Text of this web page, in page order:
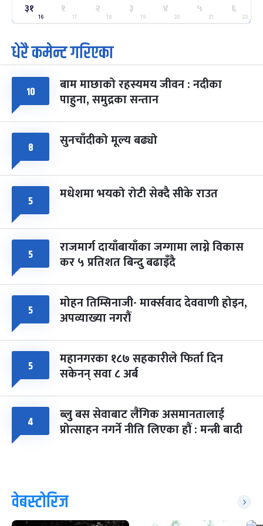
२५
मंगल
ग्याल्पो ल्होसार
फाल्गुन २५, २०८३ Mar 9, 2027
७ महिना बाँकी
७
आइत
पूर्णिमा व्रत
चैत्र ७, २०८३-Mar 21, 2027
८ फागुपूर्णिमा
चैत्र ८, २०८३-Mar 22, 2027
७ महिना बाँकी
३१
16
१
17
२
18
३
19
४
20
५
21
६
22
धेरै कमेन्ट गरिएका
१० बाम माछाको रहस्यमय जीवन : नदीका
पाहुना, समुद्रका सन्तान
८ सुनचाँदीको मूल्य बढ्यो
५ मधेशमा भयको रोटी सेक्दै सीके राउत
५ राजमार्ग दायाँबायाँका जग्गामा लाग्ने विकास
कर ५ प्रतिशत बिन्दु बढाइँदै
५ मोहन तिम्सिनाजी- मार्क्सवाद देववाणी होइन,
अपव्याख्या नगरौं
५ महानगरका १८७ सहकारीले फिर्ता दिन
सकेनन् सवा ८ अर्ब
४ ब्लु बस सेवाबाट लैंगिक असमानतालाई
प्रोत्साहन नगर्ने नीति लिएका हौं : मन्त्री बादी
वेबस्टोरिज